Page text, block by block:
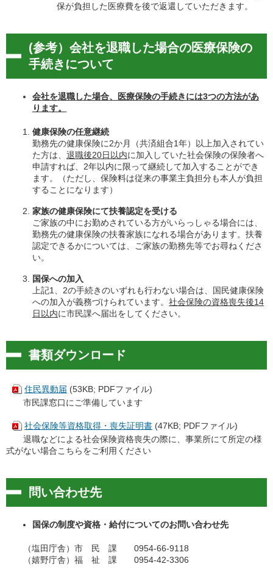
保が負担した医療費を後で返還していただきます。
(参考）会社を退職した場合の医療保険の
手続きについて
会社を退職した場合、医療保険の手続きには3つの方法があ
ります。
健康保険の任意継続
勤務先の健康保険に2か月（共済組合1年）以上加入されてい
た方は、 退職後20日以内に加入していた社会保険の保険者へ
申請すれば、2年以内に限って継続して加入することができ
ます。（ただし、保険料は従来の事業主負担分も本人が負担
することになります）
家族の健康保険にて扶養認定を受ける
ご家族の中にお勤めされている方がいらっしゃる場合には、
勤務先の健康保険の扶養家族になれる場合があります。扶養
認定できるかについては、ご家族の勤務先等でお尋ねくださ
い。
国保への加入
上記1、2の手続きのいずれも行わない場合は、国民健康保険
への加入が義務づけられています。 社会保険の資格喪失後14
日以内に市民課へ届出をしてください。
書類ダウンロード
住民異動届 (53KB; PDFファイル)
市民課窓口にご準備しています
社会保険等資格取得・喪失証明書 (47KB; PDFファイル)
退職などによる社会保険資格喪失の際に、事業所にて所定の様
式がない場合こちらをご利用ください
問い合わせ先
国保の制度や資格・給付についてのお問い合わせ先
（塩田庁舎）市 民 課 0954-66-9118
（嬉野庁舎）福 祉 課 0954-42-3306